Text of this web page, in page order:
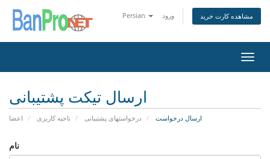
Persian ورود مشاهده کارت خرید
تغییر
ارسال تیکت پشتیبانی
اعضا ناحیه کاربری درخواستهای پشتیبانی ارسال درخواست
نام